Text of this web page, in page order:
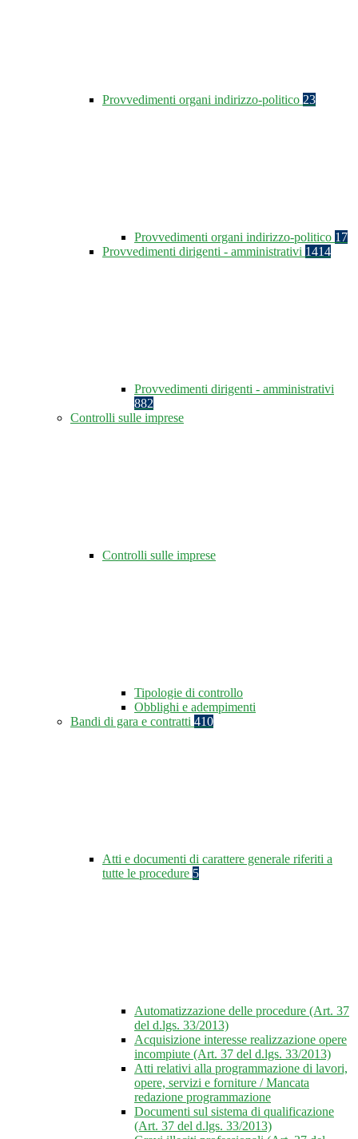
Provvedimenti organi indirizzo-politico 23
Provvedimenti organi indirizzo-politico 17
Provvedimenti dirigenti - amministrativi 1414
Provvedimenti dirigenti - amministrativi
882
Controlli sulle imprese
Controlli sulle imprese
Tipologie di controllo
Obblighi e adempimenti
Bandi di gara e contratti 410
Atti e documenti di carattere generale riferiti a
tutte le procedure 5
Automatizzazione delle procedure (Art. 37
del d.lgs. 33/2013)
Acquisizione interesse realizzazione opere
incompiute (Art. 37 del d.lgs. 33/2013)
Atti relativi alla programmazione di lavori,
opere, servizi e forniture / Mancata
redazione programmazione
Documenti sul sistema di qualificazione
(Art. 37 del d.lgs. 33/2013)